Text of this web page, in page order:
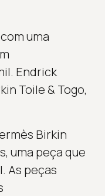
uma
Endrick
Toile & Togo,
Birkin
uma peça que
As peças